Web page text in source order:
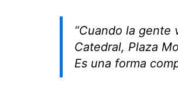
“Cuando la gente
Catedral, Plaza
Es una forma